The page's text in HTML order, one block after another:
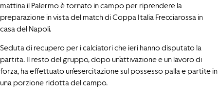
mattina il Palermo è tornato in campo per riprendere la
preparazione in vista del match di Coppa Italia Frecciarossa in
casa del Napoli.
Seduta di recupero per i calciatori che ieri hanno disputato la
partita. Il resto del gruppo, dopo un’attivazione e un lavoro di
forza, ha effettuato un’esercitazione sul possesso palla e partite in
una porzione ridotta del campo.